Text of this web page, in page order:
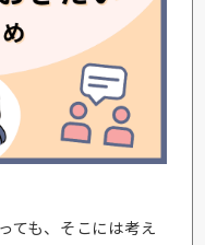
ても、そこには考え